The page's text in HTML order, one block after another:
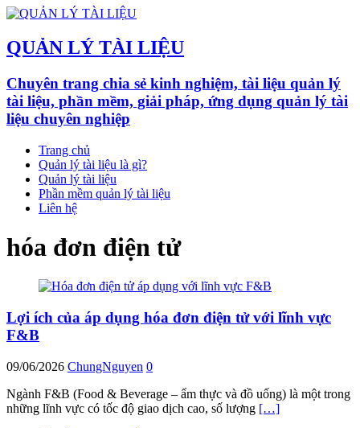
QUẢN LÝ TÀI LIỆU
Chuyên trang chia sẻ kinh nghiệm, tài liệu quản lý
tài liệu, phần mềm, giải pháp, ứng dụng quản lý tài
liệu chuyên nghiệp
Trang chủ
Quản lý tài liệu là gì?
Quản lý tài liệu
Phần mềm quản lý tài liệu
Liên hệ
hóa đơn điện tử
Lợi ích của áp dụng hóa đơn điện tử với lĩnh vực
F&B
09/06/2026 ChungNguyen 0
Ngành F&B (Food & Beverage – ẩm thực và đồ uống) là một trong
những lĩnh vực có tốc độ giao dịch cao, số lượng […]